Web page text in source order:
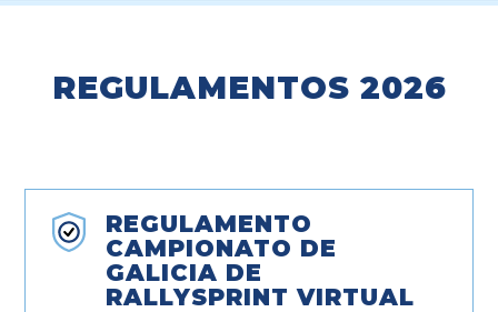
REGULAMENTOS 2026
REGULAMENTO
CAMPIONATO DE
GALICIA DE
RALLYSPRINT VIRTUAL